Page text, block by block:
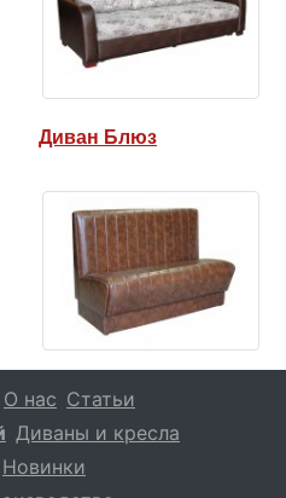
Диван Блюз
О нас Статьи
Диваны и кресла
Новинки